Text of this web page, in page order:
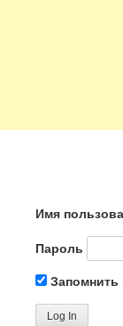
Имя
Пароль
Запомнить